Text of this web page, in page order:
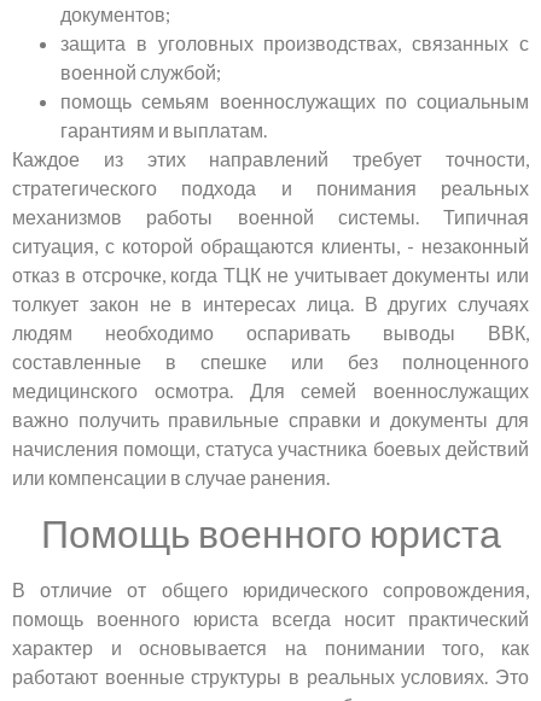
документов;
защита в уголовных производствах, связанных с
военной службой;
помощь семьям военнослужащих по социальным
гарантиям и выплатам.
Каждое из этих направлений требует точности,
стратегического подхода и понимания реальных
механизмов работы военной системы. Типичная
ситуация, с которой обращаются клиенты, - незаконный
отказ в отсрочке, когда ТЦК не учитывает документы или
толкует закон не в интересах лица. В других случаях
людям необходимо оспаривать выводы ВВК,
составленные в спешке или без полноценного
медицинского осмотра. Для семей военнослужащих
важно получить правильные справки и документы для
начисления помощи, статуса участника боевых действий
или компенсации в случае ранения.
Помощь военного юриста
В отличие от общего юридического сопровождения,
помощь военного юриста всегда носит практический
характер и основывается на понимании того, как
работают военные структуры в реальных условиях. Это